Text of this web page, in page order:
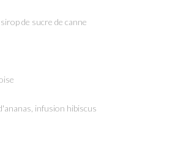
de sucre de canne
infusion hibiscus